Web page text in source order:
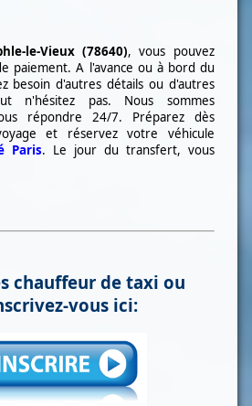
le-Vieux (78640), vous pouvez
paiement. A l'avance ou à bord du
besoin d'autres détails ou d'autres
n'hésitez pas. Nous sommes
répondre 24/7. Préparez dès
et réservez votre véhicule
Paris. Le jour du transfert, vous
chauffeur de taxi ou
vous ici: